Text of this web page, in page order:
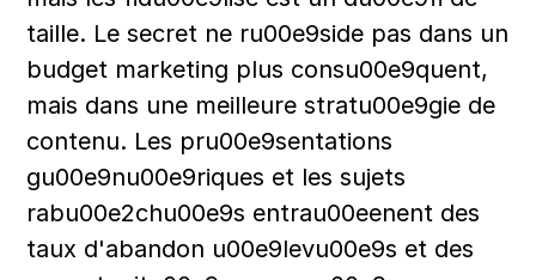
taille. Le secret ne ru00e9side pas dans un
budget marketing plus consu00e9quent,
mais dans une meilleure stratu00e9gie de
contenu. Les pru00e9sentations
gu00e9nu00e9riques et les sujets
rabu00e2chu00e9s entrau00eenent des
taux d'abandon u00e9levu00e9s et des